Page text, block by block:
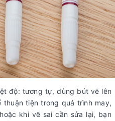
độ: tương tự, dùng bút vẽ lên
tiện trong quá trình may,
khi vẽ sai cần sửa lại, bạn